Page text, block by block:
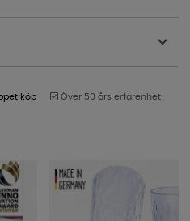
köp Över 50 års erfarenhet